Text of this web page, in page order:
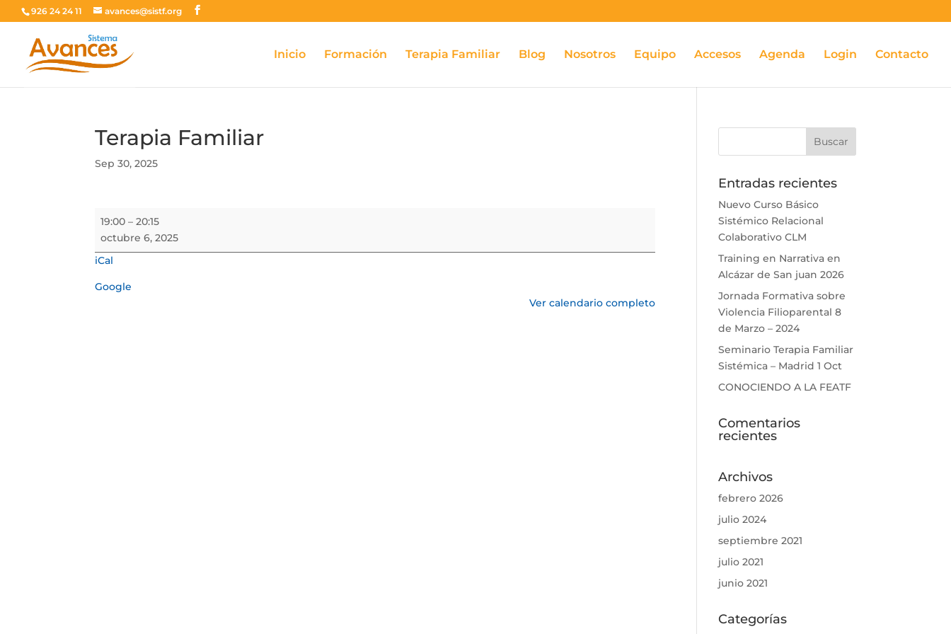
926 24 24 11 avances@sistf.org
Inicio Formación Terapia Familiar Blog Nosotros Equipo Accesos Agenda Login Contacto
Terapia Familiar
Sep 30, 2025
Terapia
Familiar
19:00 –20:15
octubre 6, 2025
iCal
Google
Ver calendario completo
Entradas recientes
Nuevo Curso Básico
Sistémico Relacional
Colaborativo CLM
Training en Narrativa en
Alcázar de San juan 2026
Jornada Formativa sobre
Violencia Filioparental 8
de Marzo – 2024
Seminario Terapia Familiar
Sistémica – Madrid 1 Oct
CONOCIENDO A LA FEATF
Comentarios
recientes
Archivos
febrero 2026
julio 2024
septiembre 2021
julio 2021
junio 2021
Categorías